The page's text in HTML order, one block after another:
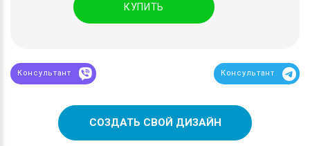
КУПИТЬ
Консультант Консультант
СОЗДАТЬ СВОЙ ДИЗАЙН